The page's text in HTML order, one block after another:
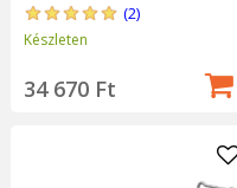
(2)
Készleten
34 670 Ft